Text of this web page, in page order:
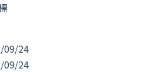
09/24
09/24